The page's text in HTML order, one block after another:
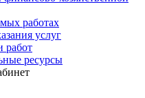
работах
услуг
работ
ресурсы